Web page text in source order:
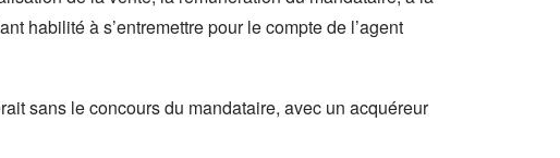
habilité à s’entremettre pour le compte de l’agent
sans le concours du mandataire, avec un acquéreur